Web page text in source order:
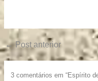
←Post anterior
3 comentários em “Espírito